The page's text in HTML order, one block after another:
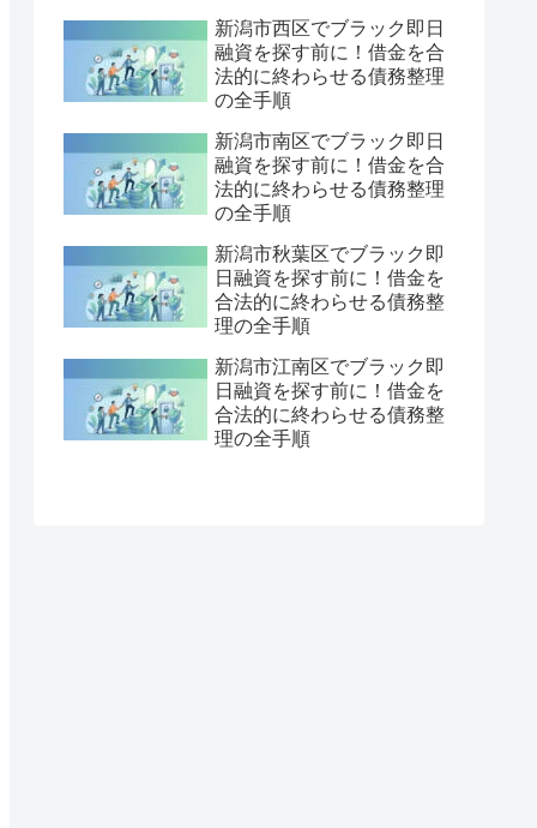
新潟市西区でブラック即日
融資を探す前に！借金を合
法的に終わらせる債務整理
の全手順
新潟市南区でブラック即日
融資を探す前に！借金を合
法的に終わらせる債務整理
の全手順
新潟市秋葉区でブラック即
日融資を探す前に！借金を
合法的に終わらせる債務整
理の全手順
新潟市江南区でブラック即
日融資を探す前に！借金を
合法的に終わらせる債務整
理の全手順